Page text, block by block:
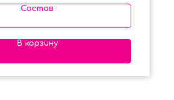
Состав
В корзину